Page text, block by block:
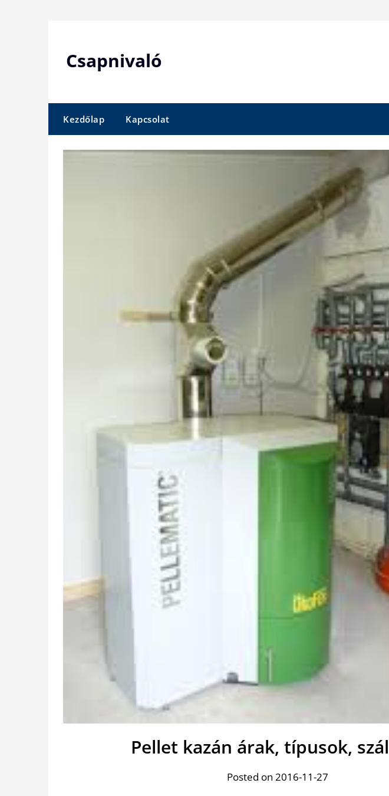
Csapnivaló
Kezdőlap Kapcsolat
Pellet kazán árak, típusok,
Posted on 2016-11-27